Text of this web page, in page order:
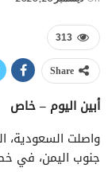
313
Share
أبين اليوم – خاص
واصلت السعودية،
جنوب اليمن، في